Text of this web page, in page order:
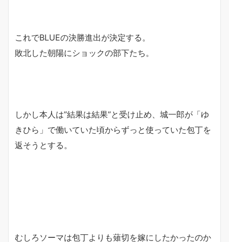
これでBLUEの決勝進出が決定する。
敗北した朝陽にショックの部下たち。
しかし本人は”結果は結果”と受け止め、城一郎が「ゆ
きひら」で働いていた頃からずっと使っていた包丁を
返そうとする。
むしろソーマは包丁よりも薙切を嫁にしたかったのか